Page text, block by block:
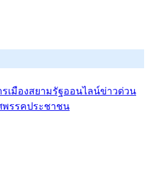
เมืองสยามรัฐออนไลน์ข่าวด่วน
พรรคประชาชน